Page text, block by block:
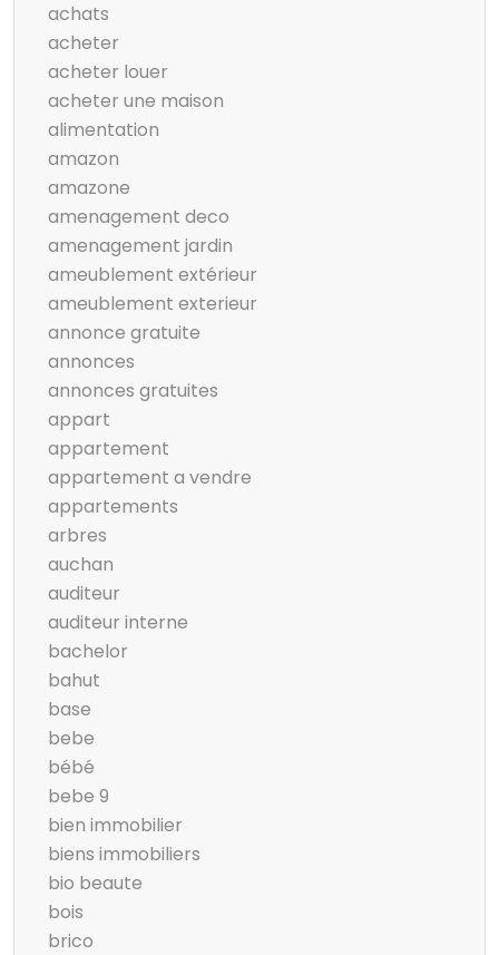
achats
acheter
acheter louer
acheter une maison
alimentation
amazon
amazone
amenagement deco
amenagement jardin
ameublement extérieur
ameublement exterieur
annonce gratuite
annonces
annonces gratuites
appart
appartement
appartement a vendre
appartements
arbres
auchan
auditeur
auditeur interne
bachelor
bahut
base
bebe
bébé
bebe 9
bien immobilier
biens immobiliers
bio beaute
bois
brico